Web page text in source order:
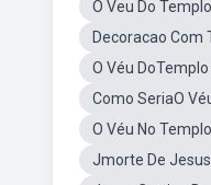
O Veu Do
Decoracao Com
O Véu
Como SeriaO
O Véu No
Jmorte De